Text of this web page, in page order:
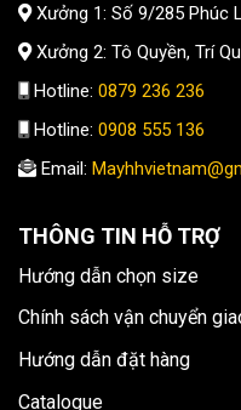
Xưởng 1: Số 9/285 Phúc
Xưởng 2: Tô Quyền, Trí
Hotline: 0879 236 236
Hotline: 0908 555 136
Email:
THÔNG TIN HỖ TRỢ
Hướng dẫn chọn size
Chính sách vận chuyển
Hướng dẫn đặt hàng
Catalogue